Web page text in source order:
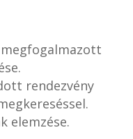
megfogalmazott
rendezvény
elemzése.